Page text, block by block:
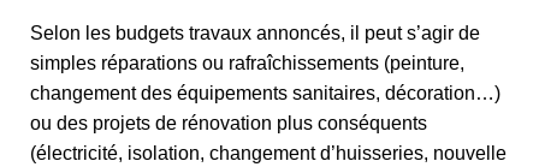
Selon les budgets travaux annoncés, il peut s’agir de
simples réparations ou rafraîchissements (peinture,
changement des équipements sanitaires, décoration…)
ou des projets de rénovation plus conséquents
(électricité, isolation, changement d’huisseries, nouvelle